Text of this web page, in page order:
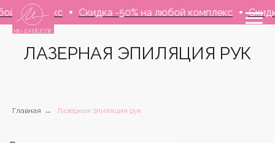
Скидка -50% на любой комплекс Скидка -
ЛАЗЕРНАЯ ЭПИЛЯЦИЯ РУК
Главная → Лазерная эпиляция рук
медицинских диодных и